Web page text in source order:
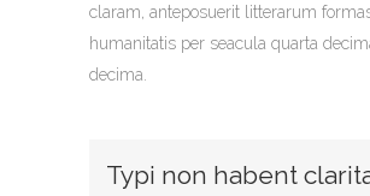
claram, anteposuerit litterarum
humanitatis per seacula quarta
decima.
Typi non habent